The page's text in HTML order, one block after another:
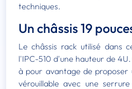
techniques.
Un châssis 19
Le châssis rack utilisé dans
l'IPC-510 d'une hauteur de
à pour avantage de proposer
vérouillable avec une